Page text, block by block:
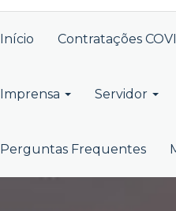
Início Contratações
Imprensa Servidor
Perguntas Frequentes